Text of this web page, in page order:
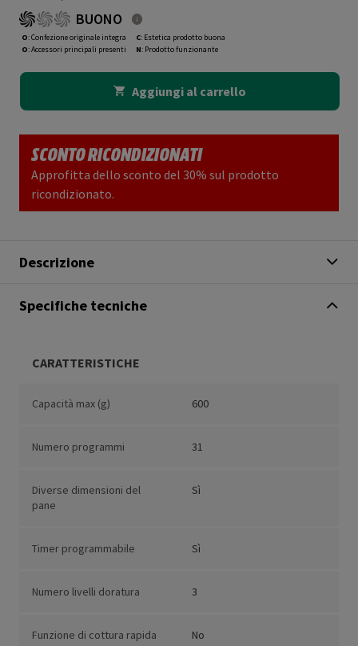
BUONO
O: Confezione originale integra
O: Accessori principali presenti
C: Estetica prodotto buona
N: Prodotto funzionante
Aggiungi al carrello
SCONTO RICONDIZIONATI
Approfitta dello sconto del 30% sul prodotto
ricondizionato.
Descrizione
Specifiche tecniche
CARATTERISTICHE
Capacità max (g) 600
Numero programmi 31
Diverse dimensioni del
pane
Sì
Timer programmabile Sì
Numero livelli doratura 3
Funzione di cottura rapida No